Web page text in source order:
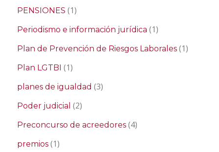
PENSIONES (1)
Periodismo e información jurídica (1)
Plan de Prevención de Riesgos Laborales (1)
Plan LGTBI (1)
planes de igualdad (3)
Poder judicial (2)
Preconcurso de acreedores (4)
premios (1)